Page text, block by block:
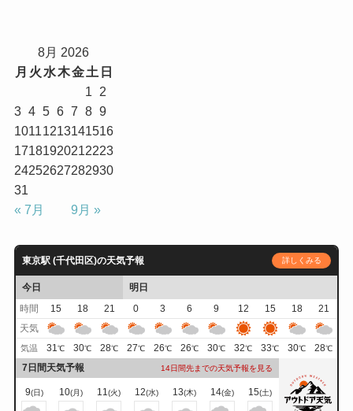
8月 2026
月 火 水木金土 日
1
2
3 4 5 6 7 8 9
10111213141516
17181920212223
24252627282930
31
« 7月
9月 »
東京駅 (千代田区)の天気予報 詳しくみる
今日
明日
時間
15 18 21 0 3 6 9 12 15 18
21
天気
気温 31℃ 30℃ 28℃ 27℃ 26℃ 26℃ 30℃ 32℃ 33℃ 30℃ 28℃
7日間天気予報 14日間先までの天気予報を見る
9(日) 10(月) 11(火) 12(水) 13(木) 14(金) 15(土)